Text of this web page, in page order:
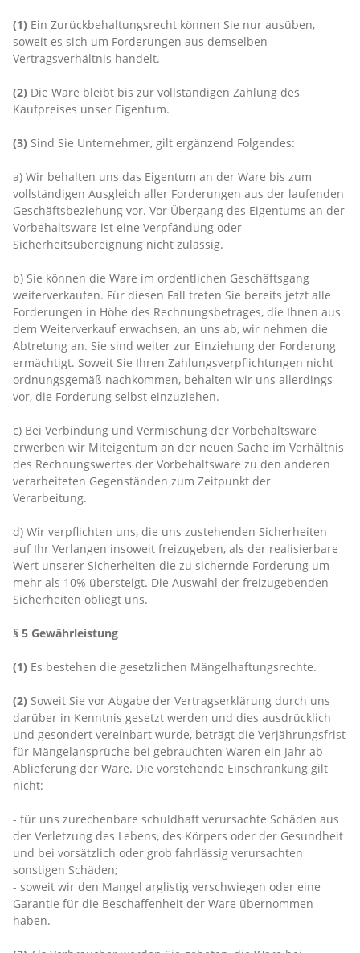
(1) Ein Zurückbehaltungsrecht können Sie nur ausüben,
soweit es sich um Forderungen aus demselben
Vertragsverhältnis handelt.
(2) Die Ware bleibt bis zur vollständigen Zahlung des
Kaufpreises unser Eigentum.
(3) Sind Sie Unternehmer, gilt ergänzend Folgendes:
a) Wir behalten uns das Eigentum an der Ware bis zum
vollständigen Ausgleich aller Forderungen aus der laufenden
Geschäftsbeziehung vor. Vor Übergang des Eigentums an der
Vorbehaltsware ist eine Verpfändung oder
Sicherheitsübereignung nicht zulässig.
b) Sie können die Ware im ordentlichen Geschäftsgang
weiterverkaufen. Für diesen Fall treten Sie bereits jetzt alle
Forderungen in Höhe des Rechnungsbetrages, die Ihnen aus
dem Weiterverkauf erwachsen, an uns ab, wir nehmen die
Abtretung an. Sie sind weiter zur Einziehung der Forderung
ermächtigt. Soweit Sie Ihren Zahlungsverpflichtungen nicht
ordnungsgemäß nachkommen, behalten wir uns allerdings
vor, die Forderung selbst einzuziehen.
c) Bei Verbindung und Vermischung der Vorbehaltsware
erwerben wir Miteigentum an der neuen Sache im Verhältnis
des Rechnungswertes der Vorbehaltsware zu den anderen
verarbeiteten Gegenständen zum Zeitpunkt der
Verarbeitung.
d) Wir verpflichten uns, die uns zustehenden Sicherheiten
auf Ihr Verlangen insoweit freizugeben, als der realisierbare
Wert unserer Sicherheiten die zu sichernde Forderung um
mehr als 10% übersteigt. Die Auswahl der freizugebenden
Sicherheiten obliegt uns.
§ 5 Gewährleistung
(1) Es bestehen die gesetzlichen Mängelhaftungsrechte.
(2) Soweit Sie vor Abgabe der Vertragserklärung durch uns
darüber in Kenntnis gesetzt werden und dies ausdrücklich
und gesondert vereinbart wurde, beträgt die Verjährungsfrist
für Mängelansprüche bei gebrauchten Waren ein Jahr ab
Ablieferung der Ware. Die vorstehende Einschränkung gilt
nicht:
- für uns zurechenbare schuldhaft verursachte Schäden aus
der Verletzung des Lebens, des Körpers oder der Gesundheit
und bei vorsätzlich oder grob fahrlässig verursachten
sonstigen Schäden;
- soweit wir den Mangel arglistig verschwiegen oder eine
Garantie für die Beschaffenheit der Ware übernommen
haben.